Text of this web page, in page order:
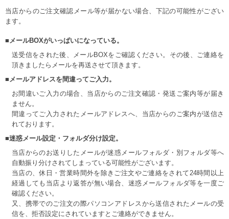
当店からのご注文確認メール等が届かない場合、下記の可能性がござい
ます。
■メールBOXがいっぱいになっている。
送受信をされた後、メールBOXをご確認ください。その後、ご連絡を
頂きましたらメールを再送させて頂きます。
■メールアドレスを間違ってご入力。
お間違いご入力の場合、当店からのご注文確認・発送ご案内等が届き
ません。
間違ってご入力されたメールアドレスへ、当店からのご案内が送信さ
れております。
■迷惑メール設定・フォルダ分け設定。
当店からのお送りしたメールが迷惑メールフォルダ・別フォルダ等へ
自動振り分けされてしまっている可能性がございます。
当店の、休日・営業時間外を除きご注文やご連絡をされて24時間以上
経過しても当店より返答が無い場合、迷惑メールフォルダ等を一度ご
確認ください。
又、携帯でのご注文の際パソコンアドレスから送信されたメールの受
信を、拒否設定にされていますとご連絡ができません。